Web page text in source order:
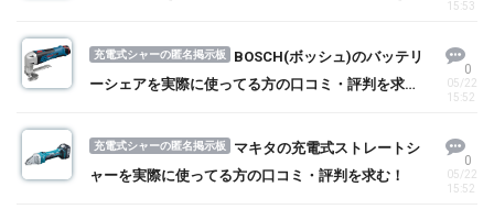
15:53
充電式シャーの匿名掲示板
BOSCH(ボッシュ)のバッテリ
ーシェアを実際に使ってる方の口コミ・評判を求
0
05/22
15:52
充電式シャーの匿名掲示板
マキタの充電式ストレートシ
ャーを実際に使ってる方の口コミ・評判を求む！
0
05/22
15:52